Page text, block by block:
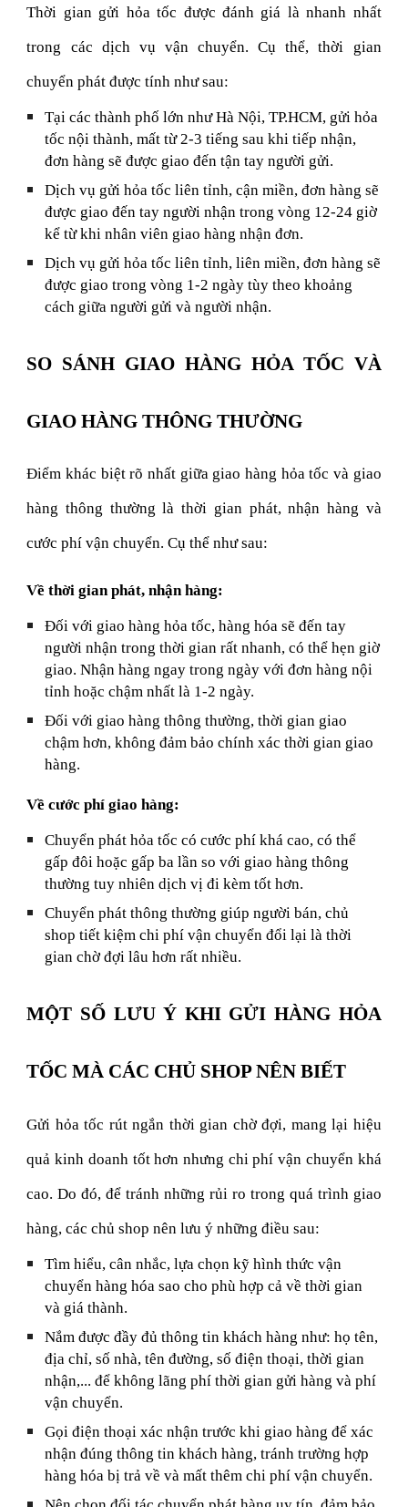
Thời gian gửi hỏa tốc được đánh giá là nhanh nhất
trong các dịch vụ vận chuyển. Cụ thể, thời gian
chuyển phát được tính như sau:
Tại các thành phố lớn như Hà Nội, TP.HCM, gửi hỏa
tốc nội thành, mất từ 2-3 tiếng sau khi tiếp nhận,
đơn hàng sẽ được giao đến tận tay người gửi.
Dịch vụ gửi hỏa tốc liên tỉnh, cận miền, đơn hàng sẽ
được giao đến tay người nhận trong vòng 12-24 giờ
kể từ khi nhân viên giao hàng nhận đơn.
Dịch vụ gửi hỏa tốc liên tỉnh, liên miền, đơn hàng sẽ
được giao trong vòng 1-2 ngày tùy theo khoảng
cách giữa người gửi và người nhận.
SO SÁNH GIAO HÀNG HỎA TỐC VÀ
GIAO HÀNG THÔNG THƯỜNG
Điểm khác biệt rõ nhất giữa giao hàng hỏa tốc và giao
hàng thông thường là thời gian phát, nhận hàng và
cước phí vận chuyển. Cụ thể như sau:
Về thời gian phát, nhận hàng:
Đối với giao hàng hỏa tốc, hàng hóa sẽ đến tay
người nhận trong thời gian rất nhanh, có thể hẹn giờ
giao. Nhận hàng ngay trong ngày với đơn hàng nội
tỉnh hoặc chậm nhất là 1-2 ngày.
Đối với giao hàng thông thường, thời gian giao
chậm hơn, không đảm bảo chính xác thời gian giao
hàng.
Về cước phí giao hàng:
Chuyển phát hỏa tốc có cước phí khá cao, có thể
gấp đôi hoặc gấp ba lần so với giao hàng thông
thường tuy nhiên dịch vị đi kèm tốt hơn.
Chuyển phát thông thường giúp người bán, chủ
shop tiết kiệm chi phí vận chuyển đổi lại là thời
gian chờ đợi lâu hơn rất nhiều.
MỘT SỐ LƯU Ý KHI GỬI HÀNG HỎA
TỐC MÀ CÁC CHỦ SHOP NÊN BIẾT
Gửi hỏa tốc rút ngắn thời gian chờ đợi, mang lại hiệu
quả kinh doanh tốt hơn nhưng chi phí vận chuyển khá
cao. Do đó, để tránh những rủi ro trong quá trình giao
hàng, các chủ shop nên lưu ý những điều sau:
Tìm hiểu, cân nhắc, lựa chọn kỹ hình thức vận
chuyển hàng hóa sao cho phù hợp cả về thời gian
và giá thành.
Nắm được đầy đủ thông tin khách hàng như: họ tên,
địa chỉ, số nhà, tên đường, số điện thoại, thời gian
nhận,... để không lãng phí thời gian gửi hàng và phí
vận chuyển.
Gọi điện thoại xác nhận trước khi giao hàng để xác
nhận đúng thông tin khách hàng, tránh trường hợp
hàng hóa bị trả về và mất thêm chi phí vận chuyển.